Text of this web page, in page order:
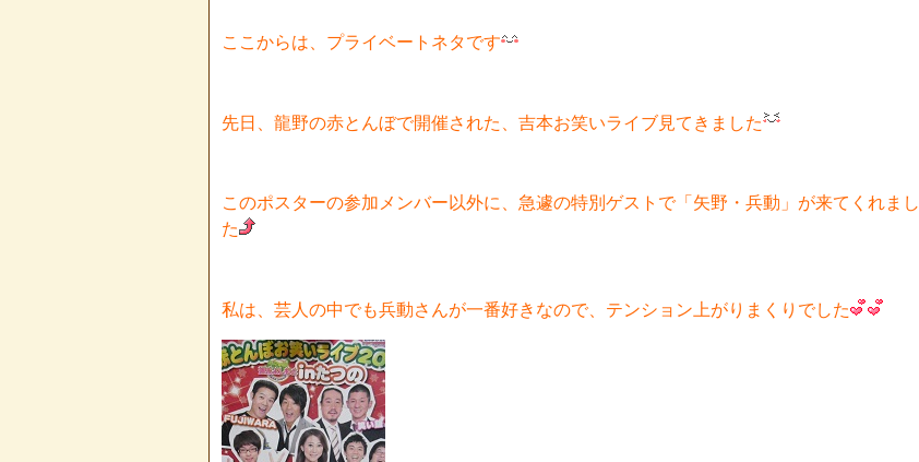
ここからは、プライベートネタです
先日、龍野の赤とんぼで開催された、吉本お笑いライブ見てきました
このポスターの参加メンバー以外に、急遽の特別ゲストで「矢野・兵動」が来てくれまし
た
私は、芸人の中でも兵動さんが一番好きなので、テンション上がりまくりでした